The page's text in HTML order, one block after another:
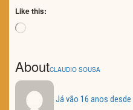
Like this:
Loading…
AboutCLAUDIO SOUSA
Já vão 16 anos